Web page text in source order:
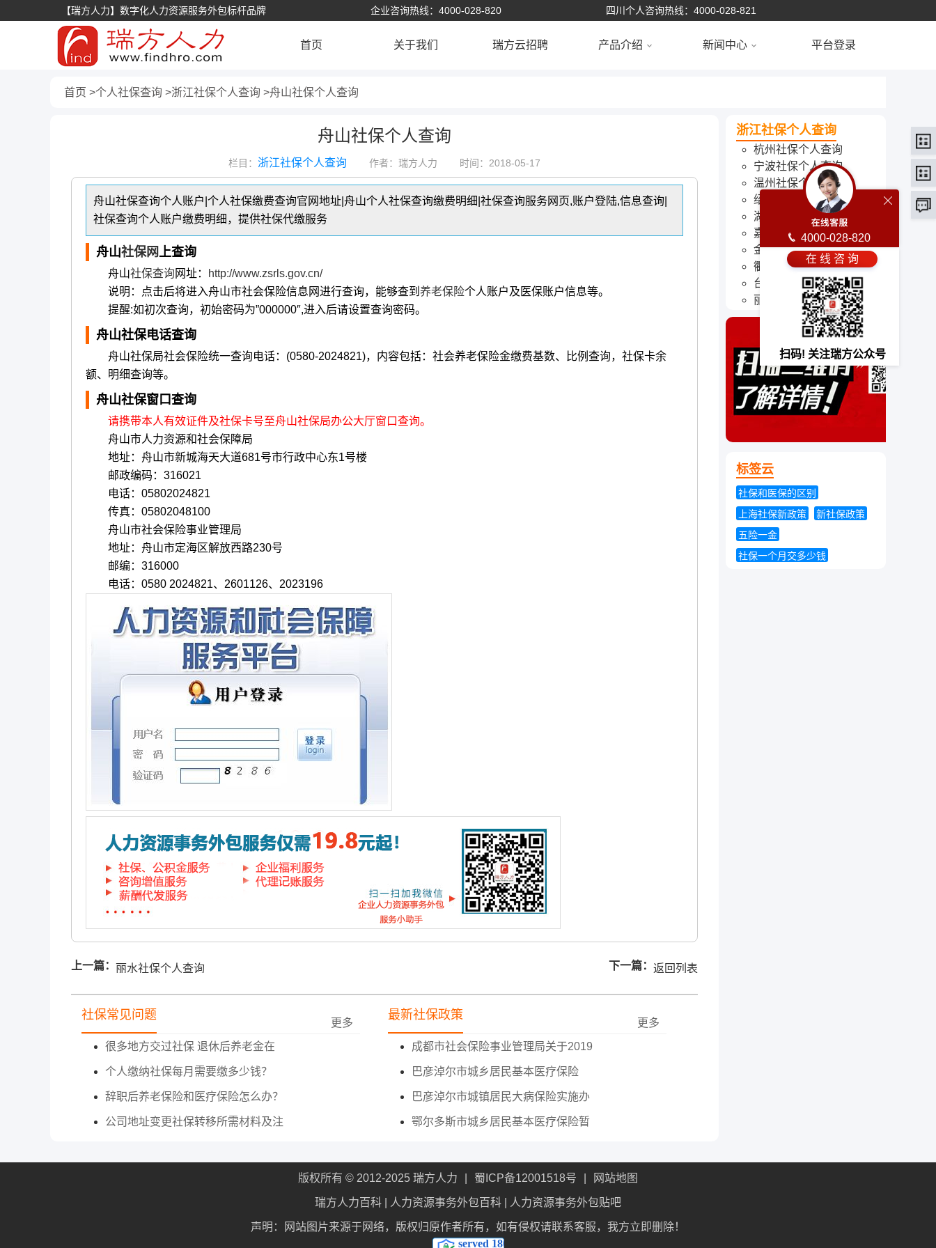
【瑞方人力】数字化人力资源服务外包标杆品牌 企业咨询热线：4000-028-820 四川个人咨询热线：4000-028-821
首页 关于我们 瑞方云招聘 产品介绍 新闻中心 平台登录
首页 个人社保查询 浙江社保个人查询 舟山社保个人查询
舟山社保个人查询
栏目： 浙江社保个人查询 作者：瑞方人力 时间：2018-05-17
舟山社保查询个人账户|个人社保缴费查询官网地址|舟山个人社保查询缴费明细|社保查询服务网页,账户登陆,信息查询|
社保查询个人账户缴费明细，提供社保代缴服务
舟山社保网 上查询
舟山社保查询 网址：
http://www.zsrls.gov.cn/
说明：点击后将进入舟山市社会保险信息网进行查询，能够查到 养老保险个人账户及医保账户信息等。
提醒:如初次查询，初始密码为”000000″,进入后请设置查询密码。
舟山社保电话查询
舟山社保局社会保险统一查询电话：(0580-2024821)，内容包括：社会养老保险金缴费基数、比例查询，社保卡余
额、明细查询等。
舟山社保窗口查询
请携带本人有效证件及社保卡号至舟山社保局办公大厅窗口查询。
舟山市人力资源和社会保障局
地址：舟山市新城海天大道681号市行政中心东1号楼
邮政编码：316021
电话：0580­2024821
传真：0580­2048100
舟山市社会保险事业管理局
地址：舟山市定海区解放西路230号
邮编：316000
电话：0580­ 2024821、2601126、2023196
上一篇： 丽水社保个人查询 下一篇： 返回列表
社保常见问题
更多
很多地方交过社保 退休后养老金在
个人缴纳社保每月需要缴多少钱？
辞职后养老保险和医疗保险怎么办？
公司地址变更社保转移所需材料及注
最新社保政策
更多
成都市社会保险事业管理局关于2019
巴彦淖尔市城乡居民基本医疗保险
巴彦淖尔市城镇居民大病保险实施办
鄂尔多斯市城乡居民基本医疗保险暂
浙江社保个人查询
杭州社保个人查询
宁波社保个人查询
温州社保个人查询
绍兴社保个人查询
湖州社保个人查询
嘉兴社保个人查询
金华社保个人查询
衢州社保个人查询
台州社保个人查询
丽水社保个人查询
舟山社保个人查询
标签云
社保和医保的区别
上海社保新政策
新社保政策
五险一金
社保一个月交多少钱
版权所有 © 2012-2025 瑞方人力 蜀ICP备12001518号 网站地图
瑞方人力百科 人力资源事务外包百科 人力资源事务外包贴吧
声明：网站图片来源于网络，版权归原作者所有，如有侵权请联系客服，我方立即删除！
4000-028-820
在 线 咨 询
扫码! 关注瑞方公众号